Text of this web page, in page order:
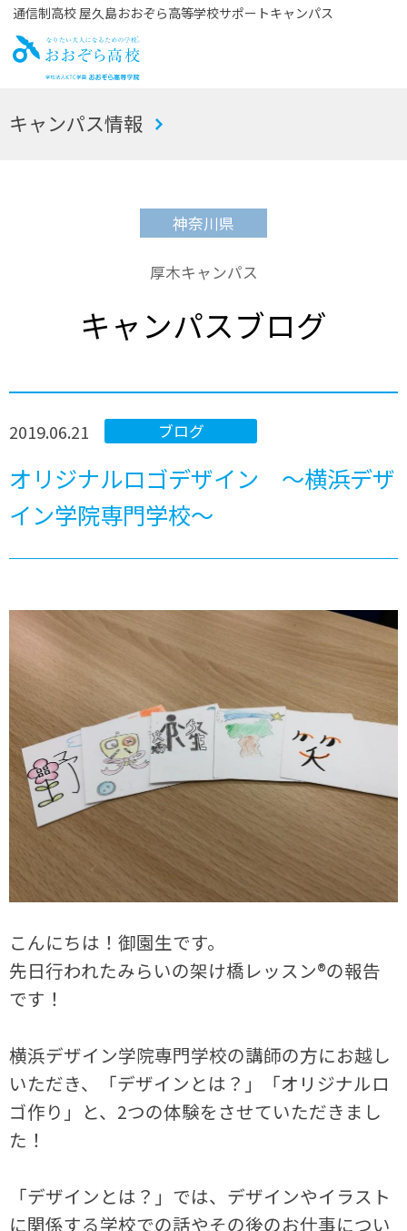
通信制高校 屋久島おおぞら高等学校サポートキャンパス
お
キャンパス情報
神奈川県
厚木キャンパス
キャンパスブログ
ブログ
2019.06.21
オリジナルロゴデザイン ～横浜デザ
イン学院専門学校～
こんにちは！御園生です。
先日行われたみらいの架け橋レッスン®の報告
です！
横浜デザイン学院専門学校の講師の方にお越し
いただき、「デザインとは？」「オリジナルロ
ゴ作り」と、2つの体験をさせていただきまし
た！
「デザインとは？」では、デザインやイラスト
に関係する学校での話やその後のお仕事につい